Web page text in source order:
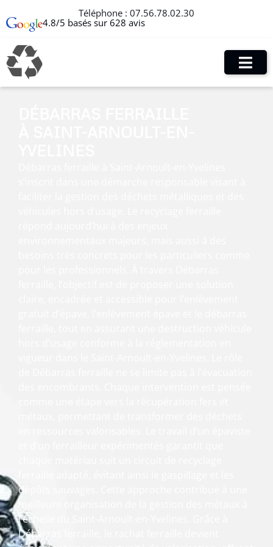
Téléphone : 07.56.78.02.30
4.8/5 basés sur 628 avis
dépôts sauvages. Cette approche contribue à une
meilleure organisation de la gestion des métaux à
l’échelle du Saint-Arnoult-en-Yvelines. Grâce à
Débarras ferraille, le rachat ferraille devient